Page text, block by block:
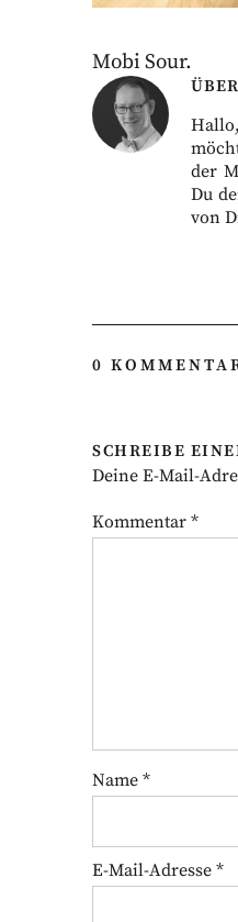
Mobi Sour.
ÜBER
der
Du
von
0
SCHREIBE
Deine E-Mail-
Kommentar *
Name *
E-Mail-Adresse *